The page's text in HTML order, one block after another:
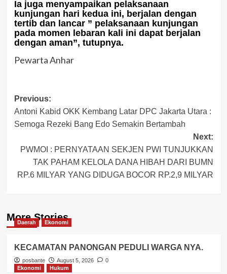
Ia juga menyampaikan pelaksanaan
kunjungan hari kedua ini, berjalan dengan
tertib dan lancar ” pelaksanaan kunjungan
pada momen lebaran kali ini dapat berjalan
dengan aman”, tutupnya.
Pewarta Anhar
Post
navigation
Previous:
Antoni Kabid OKK Kembang Latar DPC Jakarta Utara :
Semoga Rezeki Bang Edo Semakin Bertambah
Next:
PWMOI : PERNYATAAN SEKJEN PWI TUNJUKKAN
TAK PAHAM KELOLA DANA HIBAH DARI BUMN
RP.6 MILYAR YANG DIDUGA BOCOR RP.2,9 MILYAR
More Stories
Daerah Ekonomi
KECAMATAN PANONGAN PEDULI WARGA NYA.
posbante August 5, 2026
0
Ekonomi
Hukum